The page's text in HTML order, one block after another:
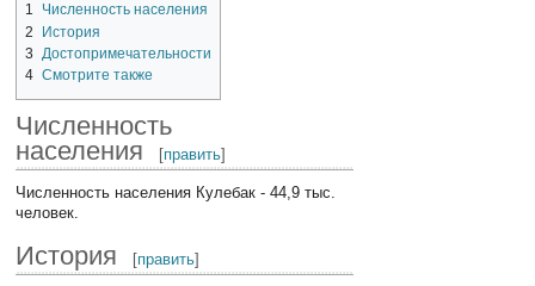
1
Численность населения
2
История
3
Достопримечательности
4 Смотрите также
Численность
населения
[править]
Численность населения Кулебак - 44,9 тыс.
человек.
История [править]